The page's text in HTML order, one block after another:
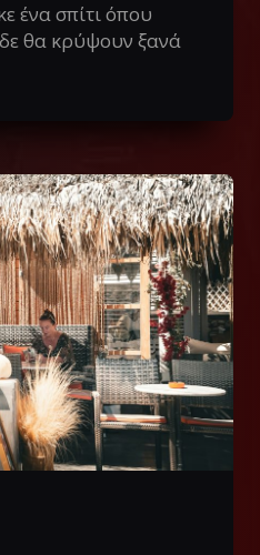
ένα σπίτι όπου
δε θα κρύψουν ξανά